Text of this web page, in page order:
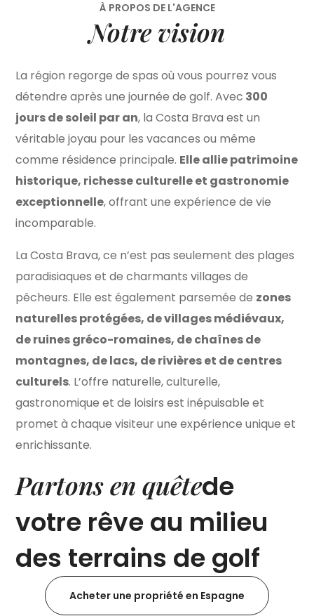
À PROPOS DE L'AGENCE
Notre vision
La région regorge de spas où vous pourrez vous
détendre après une journée de golf. Avec 300
jours de soleil par an, la Costa Brava est un
véritable joyau pour les vacances ou même
comme résidence principale. Elle allie patrimoine
historique, richesse culturelle et gastronomie
exceptionnelle, offrant une expérience de vie
incomparable.
La Costa Brava, ce n’est pas seulement des plages
paradisiaques et de charmants villages de
pêcheurs. Elle est également parsemée de zones
naturelles protégées, de villages médiévaux,
de ruines gréco-romaines, de chaînes de
montagnes, de lacs, de rivières et de centres
culturels. L’offre naturelle, culturelle,
gastronomique et de loisirs est inépuisable et
promet à chaque visiteur une expérience unique et
enrichissante.
Partons en quêtede
votre rêve au milieu
des terrains de golf
Acheter une propriété en Espagne